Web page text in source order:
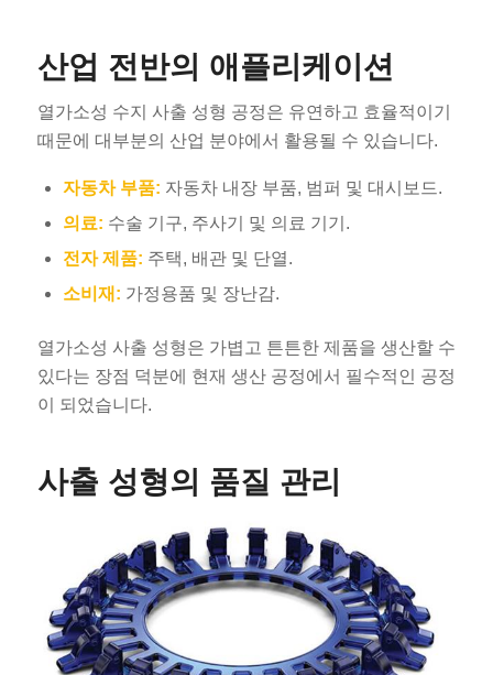
산업 전반의 애플리케이션
열가소성 수지 사출 성형 공정은 유연하고 효율적이기
때문에 대부분의 산업 분야에서 활용될 수 있습니다.
자동차 부품: 자동차 내장 부품, 범퍼 및 대시보드.
의료: 수술 기구, 주사기 및 의료 기기.
전자 제품: 주택, 배관 및 단열.
소비재: 가정용품 및 장난감.
열가소성 사출 성형은 가볍고 튼튼한 제품을 생산할 수
있다는 장점 덕분에 현재 생산 공정에서 필수적인 공정
이 되었습니다.
사출 성형의 품질 관리